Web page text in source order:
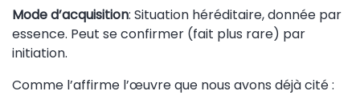
Mode d’acquisition: Situation héréditaire, donnée par
essence. Peut se confirmer (fait plus rare) par
initiation.
Comme l’affirme l’œuvre que nous avons déjà cité :